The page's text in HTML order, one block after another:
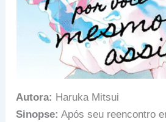
Autora: Haruka Mitsui
Sinopse: Após seu reencontro